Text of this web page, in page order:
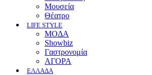
Mουσεία
Θέατρο
LIFE STYLE
ΜΟΔΑ
Showbiz
Γαστρονομία
ΑΓΟΡΑ
ΕΛΛΆΔΑ